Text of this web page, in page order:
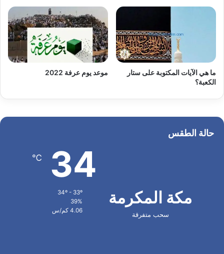
ما هي الآيات المكتوبة على ستار
الكعبة؟
موعد يوم عرفة 2022
حالة الطقس
مكة المكرمة
سحب متفرقة
34
℃
39%
4.06 كم/س